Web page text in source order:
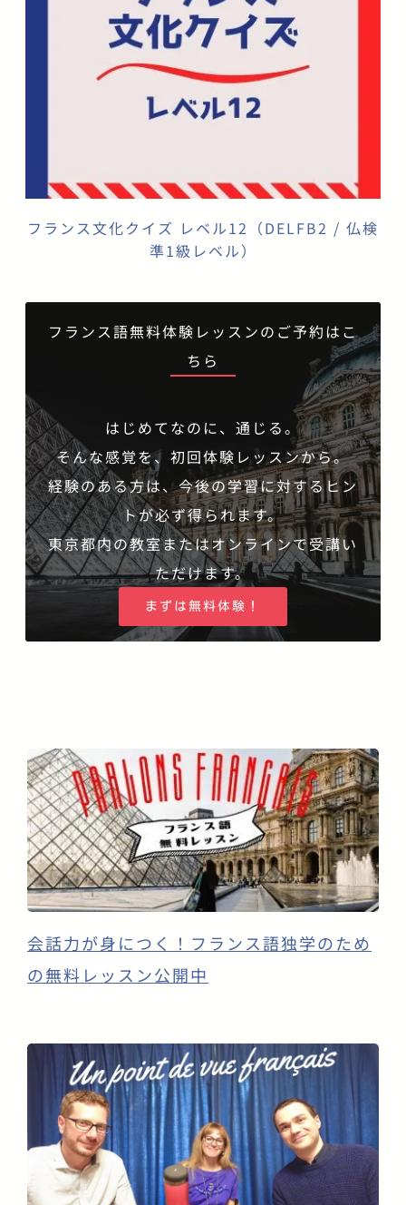
フランス文化クイズ レベル12（DELFB2 / 仏検
準1級レベル）
フランス語無料体験レッスンのご予約はこ
ちら
はじめてなのに、通じる。
そんな感覚を、初回体験レッスンから。
経験のある方は、今後の学習に対するヒン
トが必ず得られます。
東京都内の教室またはオンラインで受講い
ただけます。
まずは無料体験！
会話力が身につく！フランス語独学のため
の無料レッスン公開中